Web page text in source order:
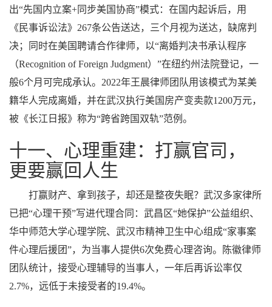
出“先国内立案+同步美国协商”模式：在国内起诉后，用
《民事诉讼法》267条公告送达，三个月视为送达，缺席判
决；同时在美国聘请合作律师，以“离婚判决书承认程序
（Recognition of Foreign Judgment）”在纽约州法院登记，一
般6个月可完成承认。2022年王晨律师团队用该模式为某美
籍华人完成离婚，并在武汉执行美国房产变卖款1200万元，
被《长江日报》称为“跨省跨国双轨”范例。
十一、心理重建：打赢官司，
更要赢回人生
打赢财产、拿到孩子，却还是整夜失眠？武汉多家律所
已把“心理干预”写进代理合同：武昌区“她保护”公益组织、
华中师范大学心理学院、武汉市精神卫生中心组成“家事案
件心理后援团”，为当事人提供6次免费心理咨询。陈徽律师
团队统计，接受心理辅导的当事人，一年后再诉讼率仅
2.7%，远低于未接受者的19.4%。